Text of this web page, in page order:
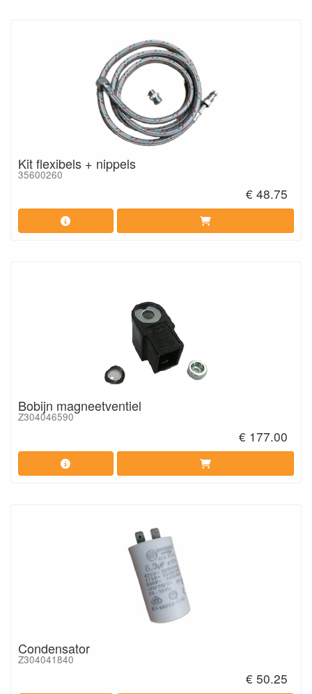
Kit flexibels + nippels
35600260
€ 48.75
Bobijn magneetventiel
Z304046590
€ 177.00
Condensator
Z304041840
€ 50.25